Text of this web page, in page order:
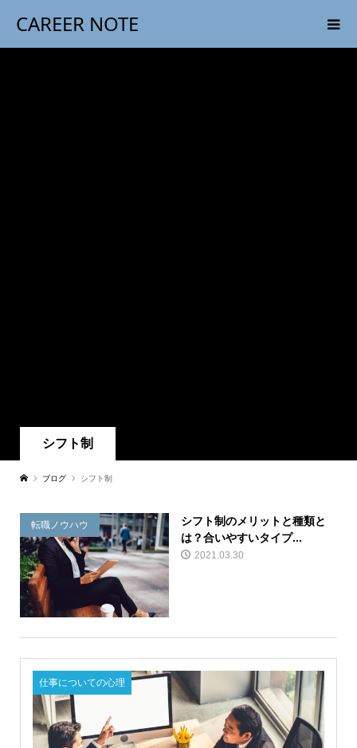
CAREER NOTE
シフト制
ブログ シフト制
転職ノウハウ
シフト制のメリットと種類と
は？合いやすいタイプ...
2021.03.30
仕事についての心理